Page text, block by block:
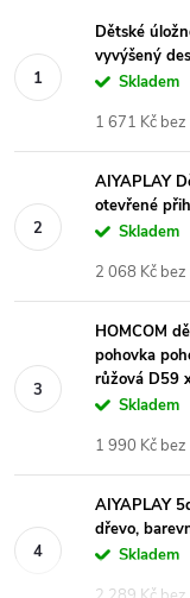
Dětské
vyvýšený
Skladem
1 671 Kč bez
AIYAPLAY
otevřené
Skladem
2 068 Kč bez
HOMCOM
pohovka
růžová D59
Skladem
1 990 Kč bez
AIYAPLAY
dřevo,
Skladem